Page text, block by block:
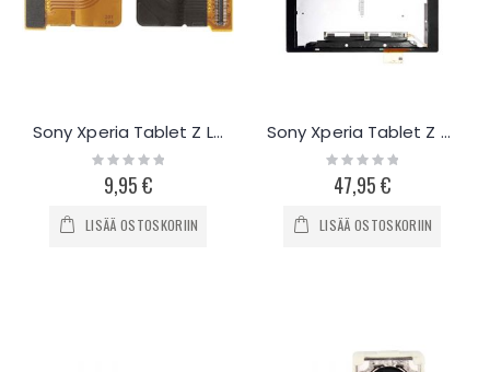
Sony Xperia Tablet Z LCD näytön flex-kaapeli
Rating:
0%9,95 €
LISÄÄ OSTOSKORIIN
Sony Xperia Tablet Z näyttö ja kosketuspaneeli
Rating:
0%
47,95 €
LISÄÄ OSTOSKORIIN